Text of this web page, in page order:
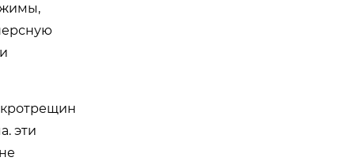
эти